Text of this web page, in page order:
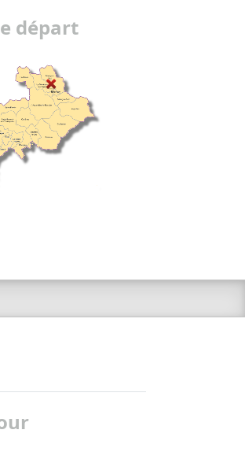
départ